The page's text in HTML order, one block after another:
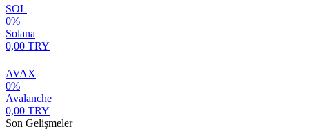
SOL
0%
Solana
0,00 TRY
AVAX
0%
Avalanche
0,00 TRY
Son Gelişmeler